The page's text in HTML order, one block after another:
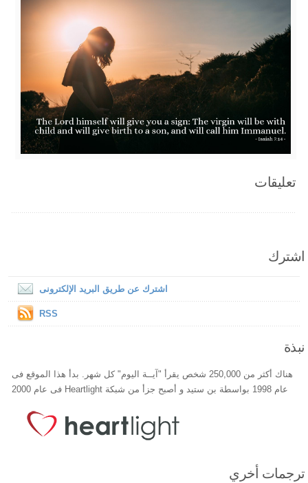
تعليقات
اشترك
اشترك عن طريق البريد الإلكترونى
RSS
نبذة
هناك أكثر من 250,000 شخص يقرأ "آيــة اليوم" كل شهر. بدأ هذا الموقع فى
عام 1998 بواسطة بن ستيد و أصبح جزأ من شبكة Heartlight فى عام 2000
ترجمات أخري